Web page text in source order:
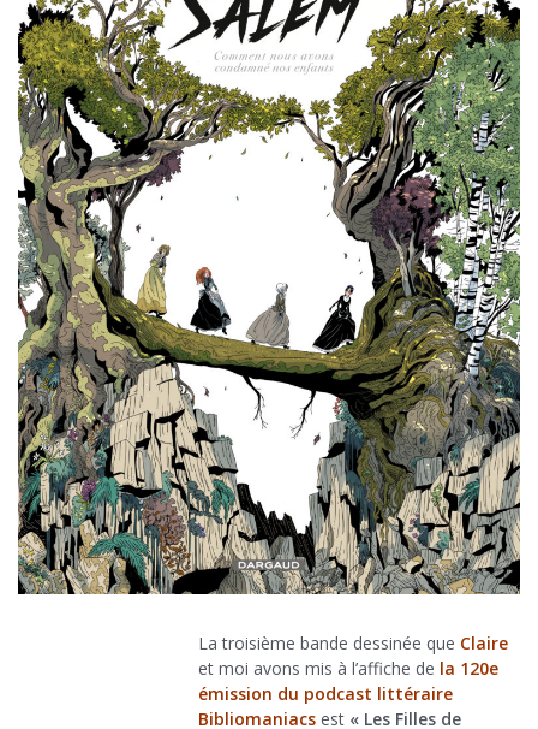
La troisième bande dessinée que Claire
et moi avons mis à l’affiche de la 120e
émission du podcast littéraire
Bibliomaniacs est « Les Filles de